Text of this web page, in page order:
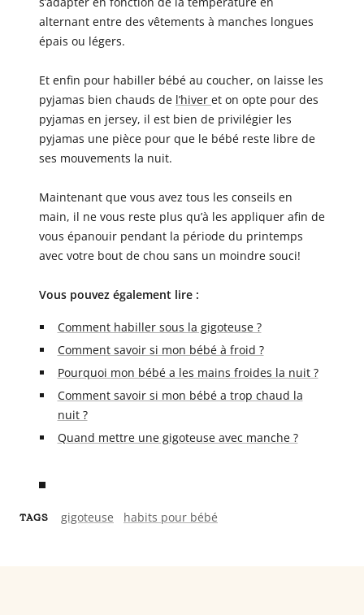
alternant entre des vêtements à manches longues
épais ou légers.
Et enfin pour habiller bébé au coucher, on laisse les
pyjamas bien chauds de l’hiver et on opte pour des
pyjamas en jersey, il est bien de privilégier les
pyjamas une pièce pour que le bébé reste libre de
ses mouvements la nuit.
Maintenant que vous avez tous les conseils en
main, il ne vous reste plus qu’à les appliquer afin de
vous épanouir pendant la période du printemps
avec votre bout de chou sans un moindre souci!
Vous pouvez également lire :
Comment habiller sous la gigoteuse ?
Comment savoir si mon bébé à froid ?
Pourquoi mon bébé a les mains froides la nuit ?
Comment savoir si mon bébé a trop chaud la
nuit ?
Quand mettre une gigoteuse avec manche ?
TAGS gigoteuse habits pour bébé